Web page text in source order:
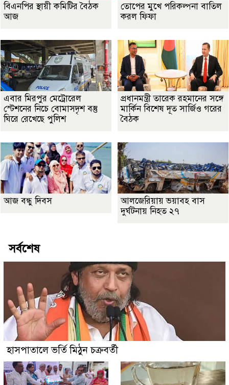
বিএনপির স্থায়ী কমিটির বৈঠক
আজ
তোপের মুখে পরিকল্পনা বাতিল
করল ফিফা
এবার মিরপুর মেট্রোরেল
স্টেশনের নিচে বোমাসদৃশ বস্তু
ঘিরে রেখেছে পুলিশ
প্রধানমন্ত্রী তারেক রহমানের সঙ্গে
মার্কিন বিশেষ দূত সার্জিও গরের
বৈঠক
আজ বন্ধু দিবস
আলজেরিয়ায় ভয়াবহ বাস
দুর্ঘটনায় নিহত ২৭
সর্বশেষ
হাসপাতালে ভর্তি মিঠুন চক্রবর্তী